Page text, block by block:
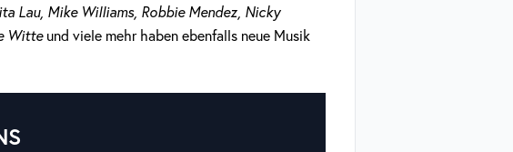
Lau, Mike Williams, Robbie Mendez, Nicky
Witteund viele mehr haben ebenfalls neue Musik